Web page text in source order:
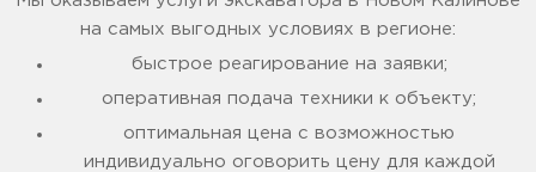
на самых выгодных условиях в регионе:
быстрое реагирование на заявки;
оперативная подача техники к объекту;
оптимальная цена с возможностью
индивидуально оговорить цену для каждой